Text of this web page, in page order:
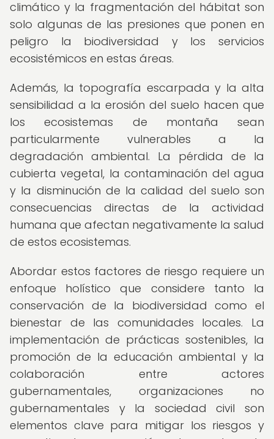
climático y la fragmentación del hábitat son
solo algunas de las presiones que ponen en
peligro la biodiversidad y los servicios
ecosistémicos en estas áreas.
Además, la topografía escarpada y la alta
sensibilidad a la erosión del suelo hacen que
los ecosistemas de montaña sean
particularmente vulnerables a la
degradación ambiental. La pérdida de la
cubierta vegetal, la contaminación del agua
y la disminución de la calidad del suelo son
consecuencias directas de la actividad
humana que afectan negativamente la salud
de estos ecosistemas.
Abordar estos factores de riesgo requiere un
enfoque holístico que considere tanto la
conservación de la biodiversidad como el
bienestar de las comunidades locales. La
implementación de prácticas sostenibles, la
promoción de la educación ambiental y la
colaboración entre actores
gubernamentales, organizaciones no
gubernamentales y la sociedad civil son
elementos clave para mitigar los riesgos y